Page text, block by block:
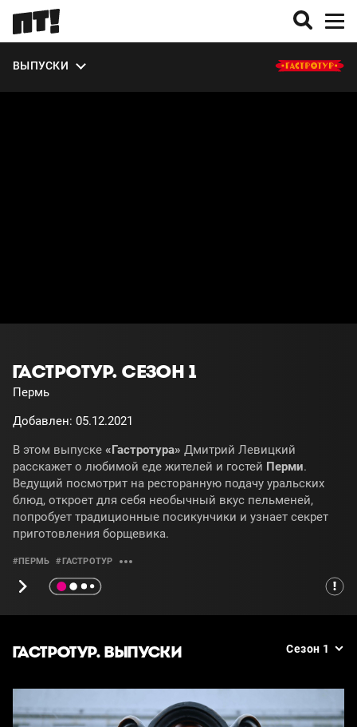
ВЫПУСКИ
О СЕЗОНЕ
ГАСТРОТУР. СЕЗОН 1
Пермь
Добавлен: 05.12.2021
В этом выпуске «Гастротура» Дмитрий Левицкий
расскажет о любимой еде жителей и гостей Перми.
Ведущий посмотрит на ресторанную подачу уральских
блюд, откроет для себя необычный вкус пельменей,
попробует традиционные посикунчики и узнает секрет
приготовления борщевика.
#ПЕРМЬ #ГАСТРОТУР
ГАСТРОТУР. ВЫПУСКИ Сезон 1